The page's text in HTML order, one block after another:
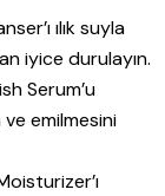
ılık suyla
iyice durulayın.
Serum’u
emilmesini